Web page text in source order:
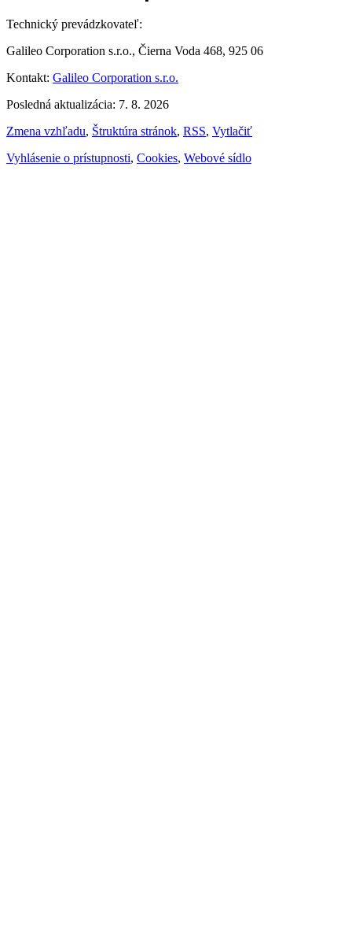
Technický prevádzkovateľ:
Galileo Corporation s.r.o., Čierna Voda 468, 925 06
Kontakt: Galileo Corporation s.r.o.
Posledná aktualizácia: 7. 8. 2026
Zmena vzhľadu, Štruktúra stránok, RSS, Vytlačiť
Vyhlásenie o prístupnosti, Cookies, Webové sídlo